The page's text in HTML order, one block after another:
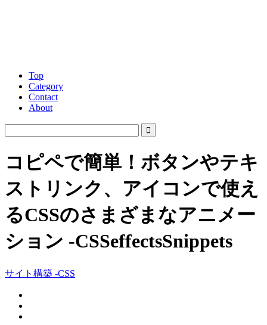
Top
Category
Contact
About
コピペで簡単！ボタンやテキ
ストリンク、アイコンで使え
るCSSのさまざまなアニメー
ション -CSSeffectsSnippets
サイト構築 -CSS